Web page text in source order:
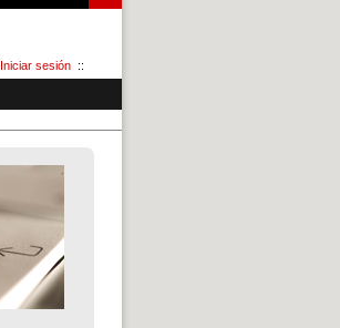
Iniciar sesión ::